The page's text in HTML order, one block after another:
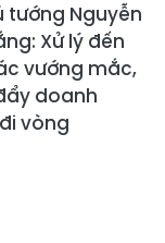
tướng Nguyễn
Xử lý đến
vướng mắc,
doanh
vòng